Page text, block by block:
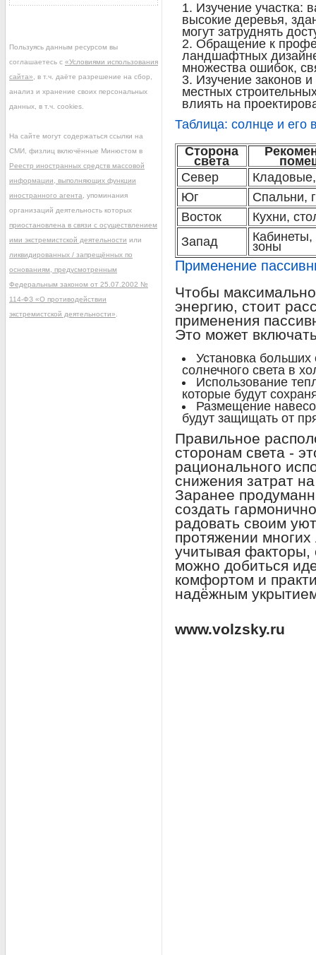
Изучение участка:
высокие деревья,
могут затруднять
Обращение к
ландшафтных
множества ошибок,
Изучение законов
местных
влиять на
Таблица: солнце и
Сторона
света
Север
Юг
Спальни,
Восток
Кухни,
Запад
Кабинеты,
зоны
Применение
Чтобы
энергию, стоит
применения
Это может
Установка
солнечного света в
Использование
которые будут
Размещение
будут защищать от
Правильное
сторонам света -
рационального
снижения затрат
Заранее
создать
радовать своим
протяжении
учитывая факторы,
можно добиться
комфортом и
надёжным
www.volzsky.ru
Пользуясь данным ресурсом вы
соглашаетесь с «Условиями использования
сайта» , в т.ч. даёте разрешение на сбор,
анализ и хранение своих персональных
данных, в т.ч. cookies.
На сайте могут содержаться ссылки на
СМИ, физлиц включённые Минюстом в
Реестр иностранных средств массовой
информации, выполняющих функции
иностранного агента , упоминания
организаций деятельность которых
приостановлена в связи с осуществлением
ими экстремистской деятельности или
ликвидированных / запрещённых по
основаниям, предусмотренным
Федеральным законом от 25.07.2002 №
114-ФЗ «О противодействии
экстремистской деятельности»